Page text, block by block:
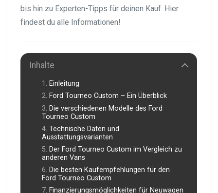
bis hin zu Experten-Tipps für deinen Kauf. Hier
findest du alle Informationen!
Inhalte
Einleitung
Ford Tourneo Custom – Ein Überblick
Die verschiedenen Modelle des Ford
Tourneo Custom
Technische Daten und
Ausstattungsvarianten
Der Ford Tourneo Custom im Vergleich zu
anderen Vans
Die besten Kaufempfehlungen für den
Ford Tourneo Custom
Finanzierungsmöglichkeiten für Neuwagen